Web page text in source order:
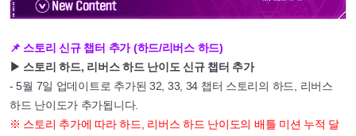
📌 스토리 신규 챕터 추가 (하드/리버스 하드)
▶ 스토리 하드, 리버스 하드 난이도 신규 챕터 추가
- 5월 7일 업데이트로 추가된 32, 33, 34 챕터 스토리의 하드, 리버스
하드 난이도가 추가됩니다.
※ 스토리 추가에 따라 하드, 리버스 하드 난이도의 배틀 미션 누적 달